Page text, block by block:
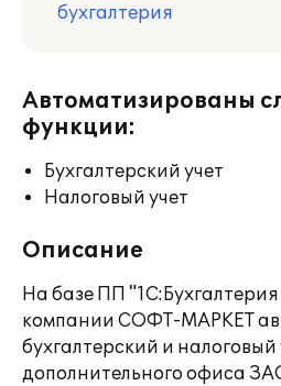
бухгалтерия
Автоматизированы
функции:
Бухгалтерский учет
Налоговый учет
Описание
На базе ПП
компании СОФТ-МАРКЕТ
бухгалтерский и налоговый
дополнительного офиса